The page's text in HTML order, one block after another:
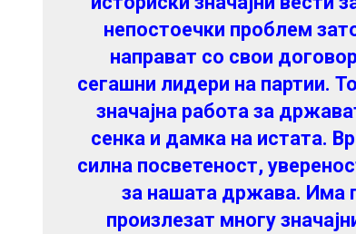
непостоечки проблем
направат со свои
сегашни лидери на партии.
значајна работа за
сенка и дамка на истата.
силна посветеност,
за нашата држава. Има
произлезат многу